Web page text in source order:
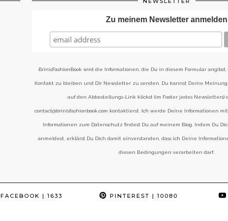
Zu meinem Newsletter anmelden
BrinisFashionBook wird die Informationen, die Du in diesem Formular
Kontakt zu bleiben und Dir Newsletter zu senden. Du kannst Deine
auf den Abbestellungs-Link klickst (im Footer jedes Newsletters)
contact@brinisfashionbook.com kontaktierst. Ich werde Deine Informationen
Informationen zum Datenschutz findest Du auf meinem Blog. Indem Du
anmeldest, erklärst Du Dich damit einverstanden, dass ich Deine
diesen Bedingungen verarbeiten darf.
FACEBOOK | 1633 PINTEREST | 10080